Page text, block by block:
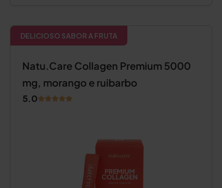
DELICIOSO SABOR A FRUTA
Natu.Care Collagen Premium 5000
mg, morango e ruibarbo
5.0